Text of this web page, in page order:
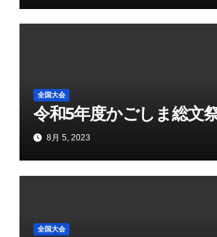
全国大会
令和5年度かごしま総文
8月 5, 2023
全国大会